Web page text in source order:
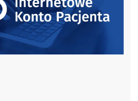
czytaj więcej